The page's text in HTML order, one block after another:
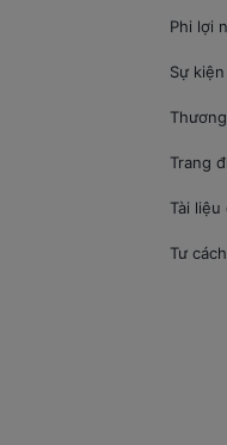
Phi lợi
Sự kiện
Trang
Tài liệu
Tư